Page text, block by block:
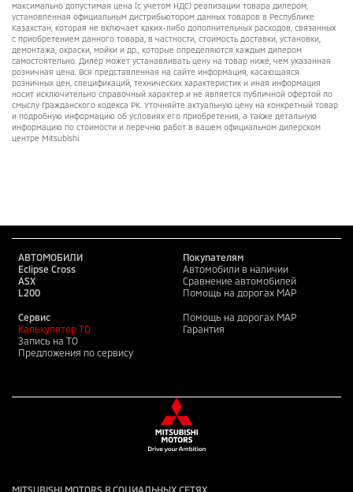
максимально допустимая цена (с учетом НДС) реализации товара дилером,
установленная официальным дистрибьютором данных товаров в Республике
Казахстан, которая не включает каких-либо дополнительных расходов, связанных
с приобретением данного товара, в частности, стоимость доставки, установки,
демонтажа, окраски, мойки и др., которые определяются каждым дилером
самостоятельно. Дилер может устанавливать цену на товар ниже, чем указанная
розничная цена. Вся представленная на сайте информация, касающаяся
розничных цен, спецификаций, технических характеристик и иная информация
носит исключительно справочный характер и не является публичной офертой по
смыслу Гражданского кодекса РK. Уточняйте актуальную цену на конкретный товар
и подробную информацию об условиях его приобретения, а также детальную
информацию по стоимости и перечню работ в вашем официальном дилерском
центре Mitsubishi.
АВТОМОБИЛИ
Eclipse Cross
ASX
L200
Покупателям
Автомобили в наличии
Сравнение автомобилей
Помощь на дорогах MAP
Сервис
Калькулятор ТО
Запись на ТО
Предложения по сервису
Помощь на дорогах MAP
Гарантия
MITSUBISHI MOTORS В СОЦИАЛЬНЫХ СЕТЯХ